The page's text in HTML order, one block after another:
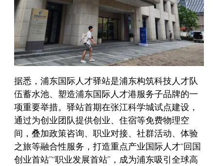
据悉，浦东国际人才驿站是浦东构筑科技人才队
伍蓄水池、塑造浦东国际人才港服务子品牌的一
项重要举措。驿站首期在张江科学城试点建设，
通过为创业团队提供创业、住宿等免费物理空
间，叠加政策咨询、职业对接、社群活动、体验
之旅等融合性服务，打造重点产业国际人才“回国
创业首站”“职业发展首站”，成为浦东吸引全球高